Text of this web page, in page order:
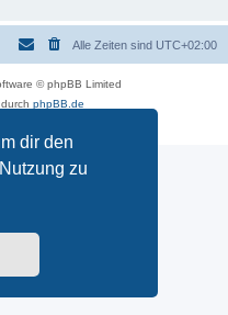
dir den
zu
Alle Zeiten sind UTC+02:00
© phpBB Limited
phpBB.de